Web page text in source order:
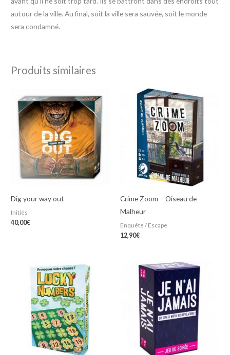
autour de la ville. Au final, soit la ville sera sauvée, soit le monde
sera condamné.
Produits similaires
Dig your way out
Initiés
40,00€
Crime Zoom – Oiseau de
Malheur
Enquête / Escape
12,90€